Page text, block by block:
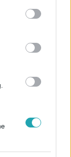
may click to
party tags to
below Google